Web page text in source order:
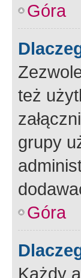
Góra
też
grupy
Góra
Każdy